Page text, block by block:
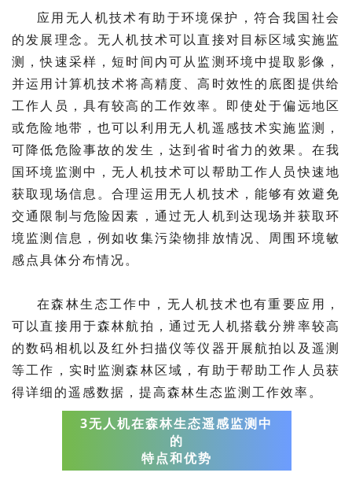
应用无人机技术有助于环境保护，符合我国社会
的发展理念。无人机技术可以直接对目标区域实施监
测，快速采样，短时间内可从监测环境中提取影像，
并运用计算机技术将高精度、高时效性的底图提供给
工作人员，具有较高的工作效率。即使处于偏远地区
或危险地带，也可以利用无人机遥感技术实施监测，
可降低危险事故的发生，达到省时省力的效果。在我
国环境监测中，无人机技术可以帮助工作人员快速地
获取现场信息。合理运用无人机技术，能够有效避免
交通限制与危险因素，通过无人机到达现场并获取环
境监测信息，例如收集污染物排放情况、周围环境敏
感点具体分布情况。
在森林生态工作中，无人机技术也有重要应用，
可以直接用于森林航拍，通过无人机搭载分辨率较高
的数码相机以及红外扫描仪等仪器开展航拍以及遥测
等工作，实时监测森林区域，有助于帮助工作人员获
得详细的遥感数据，提高森林生态监测工作效率。
3无人机在森林生态遥感监测中
的
特点和优势